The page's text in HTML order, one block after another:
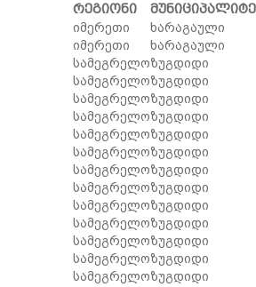
რეგიონი
იმერეთი ხარაგაული
იმერეთი
ხარაგაული
სამეგრელოზუგდიდი
სამეგრელოზუგდიდი
სამეგრელოზუგდიდი
სამეგრელოზუგდიდი
სამეგრელოზუგდიდი
სამეგრელოზუგდიდი
სამეგრელოზუგდიდი
სამეგრელოზუგდიდი
სამეგრელოზუგდიდი
სამეგრელოზუგდიდი
სამეგრელოზუგდიდი
სამეგრელოზუგდიდი
სამეგრელოზუგდიდი